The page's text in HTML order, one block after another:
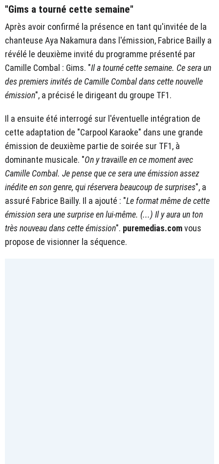
"Gims a tourné cette semaine"
Après avoir confirmé la présence en tant qu'invitée de la
chanteuse Aya Nakamura dans l'émission, Fabrice Bailly a
révélé le deuxième invité du programme présenté par
Camille Combal : Gims. "Il a tourné cette semaine. Ce sera un
des premiers invités de Camille Combal dans cette nouvelle
émission", a précisé le dirigeant du groupe TF1.
Il a ensuite été interrogé sur l'éventuelle intégration de
cette adaptation de "Carpool Karaoke" dans une grande
émission de deuxième partie de soirée sur TF1, à
dominante musicale. "On y travaille en ce moment avec
Camille Combal. Je pense que ce sera une émission assez
inédite en son genre, qui réservera beaucoup de surprises", a
assuré Fabrice Bailly. Il a ajouté : "Le format même de cette
émission sera une surprise en lui-même. (...) Il y aura un ton
très nouveau dans cette émission". puremedias.comvous
propose de visionner la séquence.